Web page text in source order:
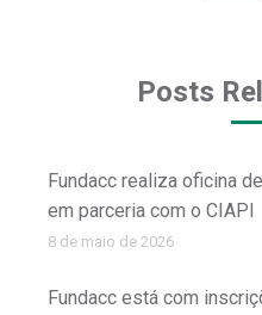
Posts
Fundacc realiza oficina
em parceria com o CIAPI
8 de maio de 2026
Fundacc está com